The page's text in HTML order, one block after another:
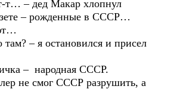
дед Макар хлопнул
– рожденные в СССР…
– я остановился и присел
– народная СССР.
не смог СССР разрушить, а